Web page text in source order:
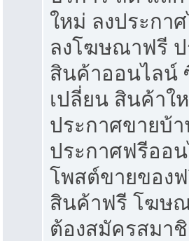
ใหม่ ลงประกา
ลงโฆษณาฟรี
สินค้าออนไลน์
เปลี่ยน สินค้าใ
ประกาศขายบ้
ประกาศฟรีออ
โพสต์ขายของ
สินค้าฟรี โฆษ
ต้องสมัครสมา